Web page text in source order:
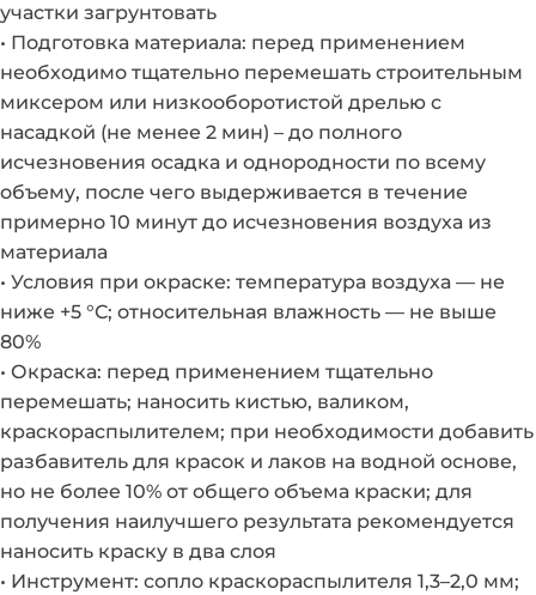
участки загрунтовать
• Подготовка материала: перед применением
необходимо тщательно перемешать строительным
миксером или низкооборотистой дрелью с
насадкой (не менее 2 мин) – до полного
исчезновения осадка и однородности по всему
объему, после чего выдерживается в течение
примерно 10 минут до исчезновения воздуха из
материала
• Условия при окраске: температура воздуха — не
ниже +5 °С; относительная влажность — не выше
80%
• Окраска: перед применением тщательно
перемешать; наносить кистью, валиком,
краскораспылителем; при необходимости добавить
разбавитель для красок и лаков на водной основе,
но не более 10% от общего объема краски; для
получения наилучшего результата рекомендуется
наносить краску в два слоя
• Инструмент: сопло краскораспылителя 1,3–2,0 мм;